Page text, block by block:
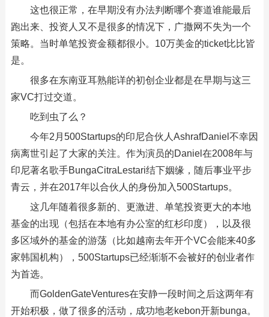
这也很正常，在早期没有办法判断哪个赛道谁能最后
跑出来、投资人又不是很多的情况下，广撒网不失为一个
策略。当时单笔投资金额都很小。10万美金的ticket比比皆
是。
很多在东南亚耳熟能详的初创企业都是在早期与这三
家VC打过交道。
吃到虫了么？
今年2月500Startups的印尼合伙人AshrafDaniel不幸因
病离世引起了大家的关注。作为演员的Daniel在2008年与
印尼著名歌手BungaCitraLestari结下姻缘，随后事业平步
青云，并在2017年以合伙人的身份加入500Startups。
这几年随着很多新的、更激进、单笔投资更大的本地
基金的出现（包括在本地有办公室的红杉印度），以及很
多区域外的基金的游荡（比如越南去年开个VC会能来40多
家韩国机构），500Startups已经渐渐不会被好的创业者作
为首选。
而GoldenGateVentures在安静一段时间之后这两年有
开始积极，做了很多的活动，成功地老kebon开新bunga。